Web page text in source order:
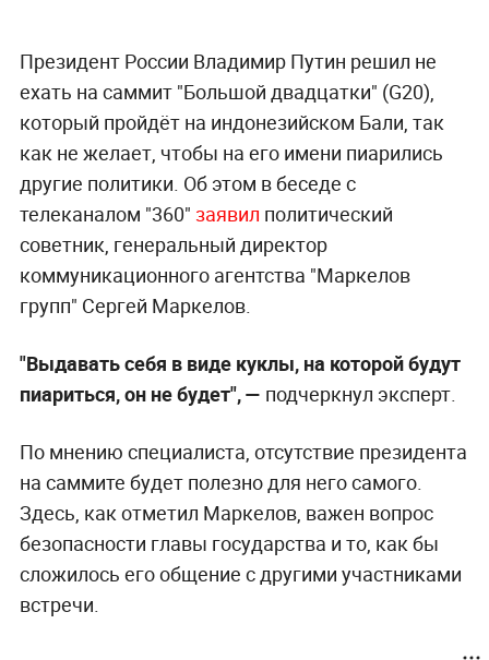
Президент России Владимир Путин решил не
ехать на саммит "Большой двадцатки" (G20),
который пройдёт на индонезийском Бали, так
как не желает, чтобы на его имени пиарились
другие политики. Об этом в беседе с
телеканалом "360" заявил политический
советник, генеральный директор
коммуникационного агентства "Маркелов
групп" Сергей Маркелов.
"Выдавать себя в виде куклы, на которой будут
пиариться, он не будет", — подчеркнул эксперт.
По мнению специалиста, отсутствие президента
на саммите будет полезно для него самого.
Здесь, как отметил Маркелов, важен вопрос
безопасности главы государства и то, как бы
сложилось его общение с другими участниками
встречи.